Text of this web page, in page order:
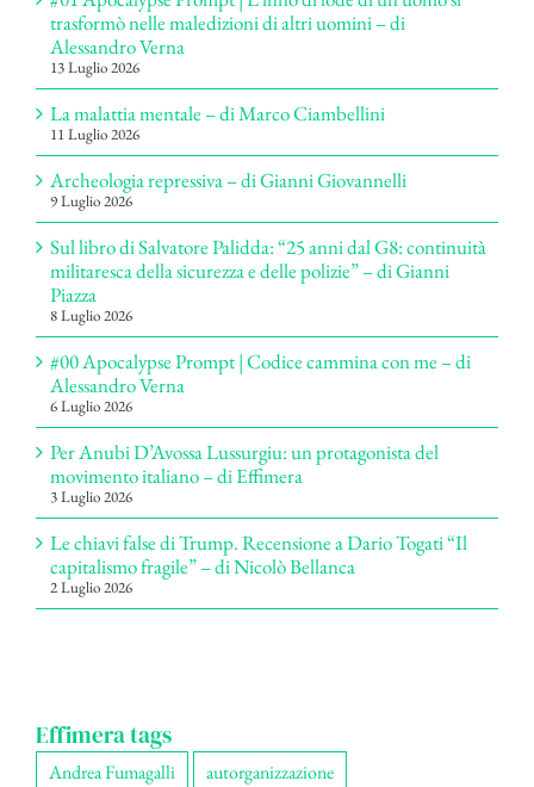
trasformò nelle maledizioni di altri uomini – di
Alessandro Verna
13 Luglio 2026
La malattia mentale – di Marco Ciambellini
11 Luglio 2026
Archeologia repressiva – di Gianni Giovannelli
9 Luglio 2026
Sul libro di Salvatore Palidda: “25 anni dal G8: continuità
militaresca della sicurezza e delle polizie” – di Gianni
Piazza
8 Luglio 2026
#00 Apocalypse Prompt | Codice cammina con me – di
Alessandro Verna
6 Luglio 2026
Per Anubi D’Avossa Lussurgiu: un protagonista del
movimento italiano – di Effimera
3 Luglio 2026
Le chiavi false di Trump. Recensione a Dario Togati “Il
capitalismo fragile” – di Nicolò Bellanca
2 Luglio 2026
Effimera tags
Andrea Fumagalli
autorganizzazione